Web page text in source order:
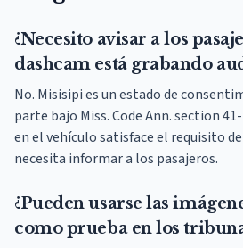
¿Necesito avisar a los
dashcam está grabando
No. Misisipi es un estado de
parte bajo Miss. Code Ann. section
en el vehículo satisface el requisito
necesita informar a los pasajeros.
¿Pueden usarse las
como prueba en los